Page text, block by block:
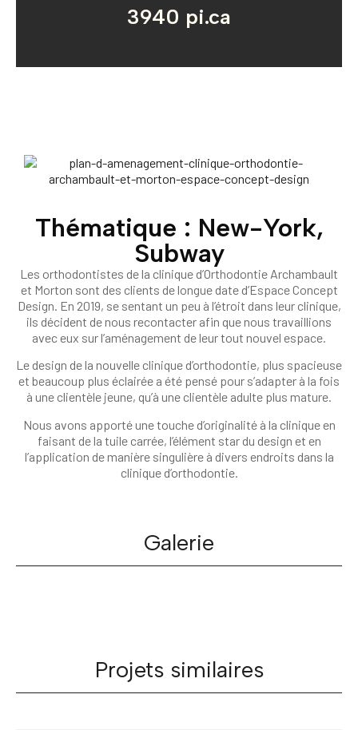
3940 pi.ca
Thématique : New-York,
Subway
Les orthodontistes de la clinique d’Orthodontie Archambault
et Morton sont des clients de longue date d’Espace Concept
Design. En 2019, se sentant un peu à l’étroit dans leur clinique,
ils décident de nous recontacter afin que nous travaillions
avec eux sur l’aménagement de leur tout nouvel espace.
Le design de la nouvelle clinique d’orthodontie, plus spacieuse
et beaucoup plus éclairée a été pensé pour s’adapter à la fois
à une clientèle jeune, qu’à une clientèle adulte plus mature.
Nous avons apporté une touche d’originalité à la clinique en
faisant de la tuile carrée, l’élément star du design et en
l’application de manière singulière à divers endroits dans la
clinique d’orthodontie.
Galerie
Projets similaires